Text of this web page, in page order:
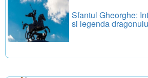
Sfantul Gheorghe:
si legenda